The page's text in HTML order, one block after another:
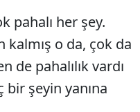
pahalı her şey.
kalmış o da, çok da
de pahalılık vardı
şeyin yanına